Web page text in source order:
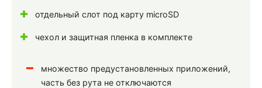
отдельный слот под карту microSD
чехол и защитная пленка в комплекте
множество предустановленных приложений,
часть без рута не отключаются